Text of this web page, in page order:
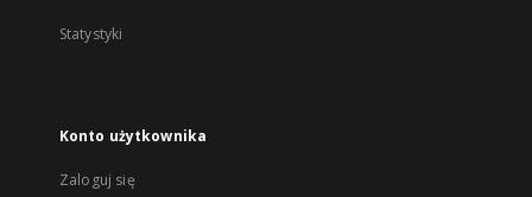
Statystyki
Konto użytkownika
Zaloguj się